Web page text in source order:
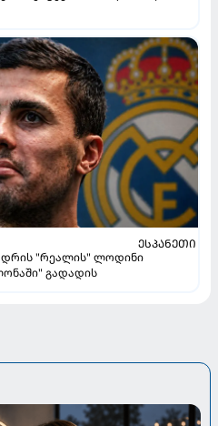
ᲔᲡᲞᲐᲜᲔᲗᲘ
"რეალის" ლოდინი
გადადის